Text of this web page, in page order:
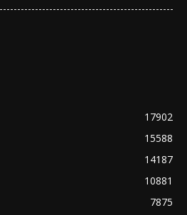
17902
15588
14187
10881
7875